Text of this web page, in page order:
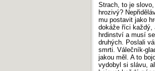
Strach, to je
hrozivý?
mu postavit jako
dokáže říci každý,
hrdinství a musí
druhých. Poslali
smrti. Válečník-
jakou měl. A to
vydobyl si slávu,